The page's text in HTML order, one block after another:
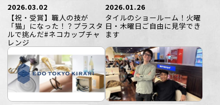
2026.03.02
【祝・受賞】職人の技が
「猫」になった！？プラスタ
ルで挑んだ#ネコカップチャ
レンジ
2026.01.26
タイルのショールーム！火曜
日・木曜日ご自由に見学でき
ます